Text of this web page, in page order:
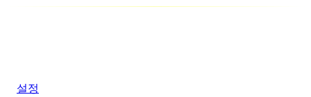
설정